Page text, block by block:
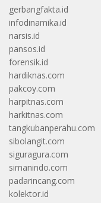
gerbangfakta.id
infodinamika.id
narsis.id
pansos.id
forensik.id
hardiknas.com
pakcoy.com
harpitnas.com
harkitnas.com
tangkubanperahu.com
sibolangit.com
siguragura.com
simanindo.com
padarincang.com
kolektor.id